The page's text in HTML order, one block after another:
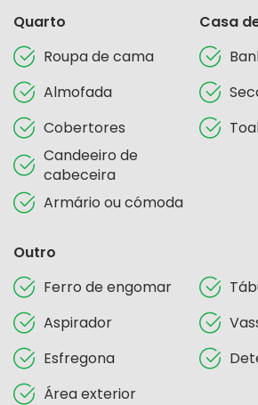
Quarto
Roupa de cama
Almofada
Cobertores
Candeeiro de
cabeceira
Armário ou cómoda
Casa
Outro
Ferro de engomar
Aspirador
Esfregona
Área exterior